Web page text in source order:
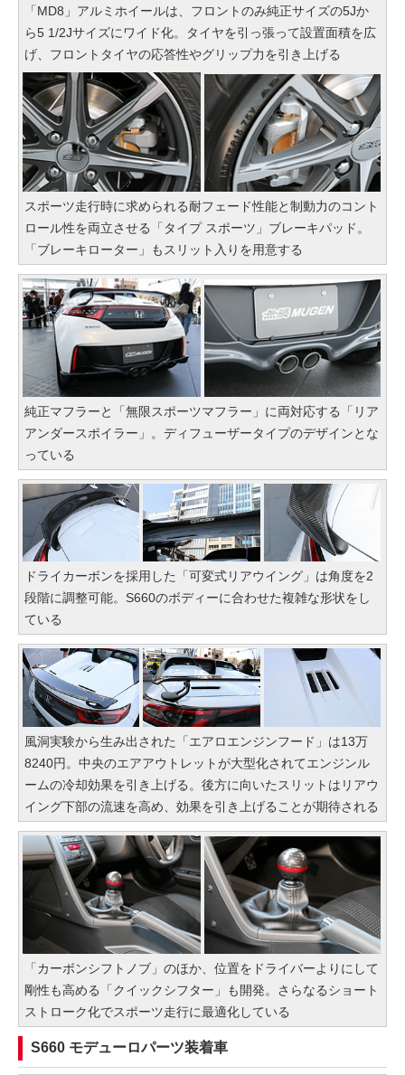
「MD8」アルミホイールは、フロントのみ純正サイズの5Jか
ら5 1/2Jサイズにワイド化。タイヤを引っ張って設置面積を広
げ、フロントタイヤの応答性やグリップ力を引き上げる
スポーツ走行時に求められる耐フェード性能と制動力のコント
ロール性を両立させる「タイプ スポーツ」ブレーキパッド。
「ブレーキローター」もスリット入りを用意する
純正マフラーと「無限スポーツマフラー」に両対応する「リア
アンダースポイラー」。ディフューザータイプのデザインとな
っている
ドライカーボンを採用した「可変式リアウイング」は角度を2
段階に調整可能。S660のボディーに合わせた複雑な形状をし
ている
風洞実験から生み出された「エアロエンジンフード」は13万
8240円。中央のエアアウトレットが大型化されてエンジンル
ームの冷却効果を引き上げる。後方に向いたスリットはリアウ
イング下部の流速を高め、効果を引き上げることが期待される
「カーボンシフトノブ」のほか、位置をドライバーよりにして
剛性も高める「クイックシフター」も開発。さらなるショート
ストローク化でスポーツ走行に最適化している
S660 モデューロパーツ装着車